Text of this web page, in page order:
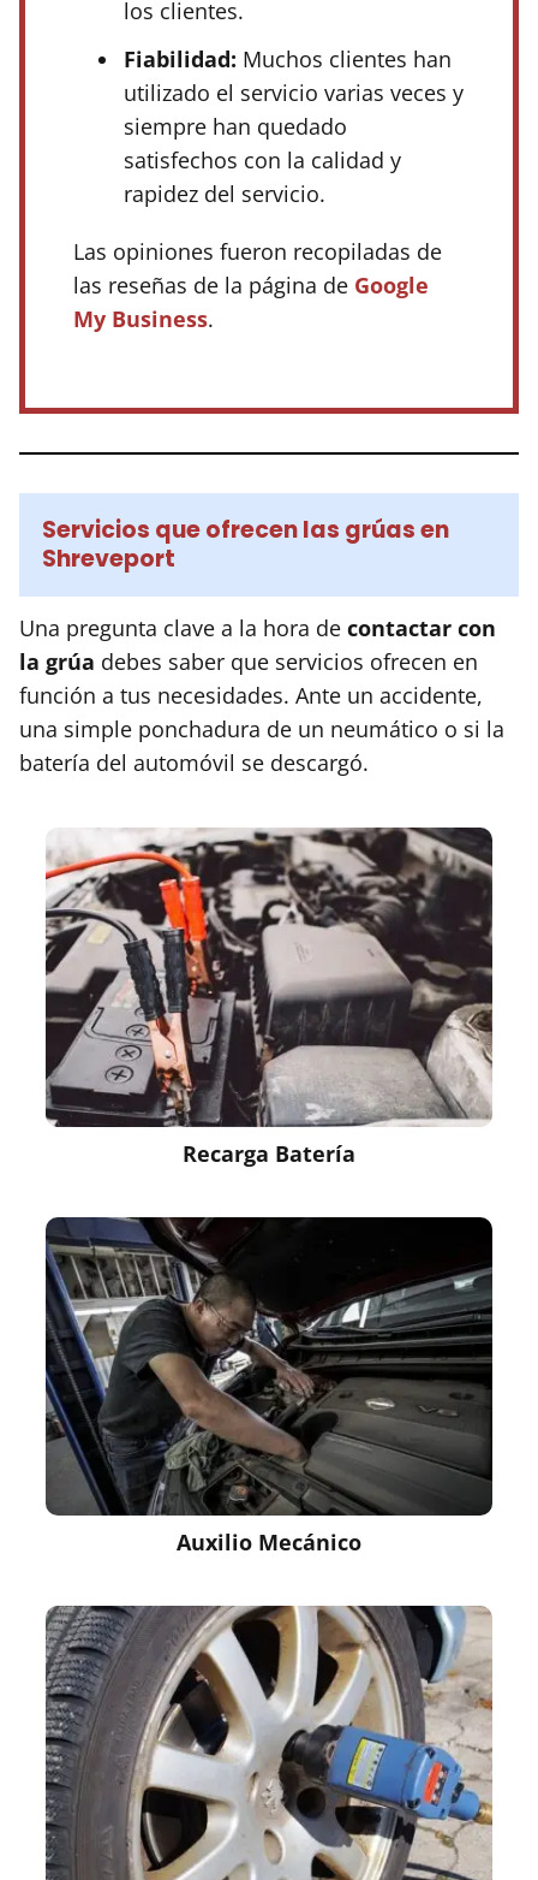
los clientes.
Fiabilidad: Muchos clientes han
utilizado el servicio varias veces y
siempre han quedado
satisfechos con la calidad y
rapidez del servicio.
Las opiniones fueron recopiladas de
las reseñas de la página de Google
My Business.
Servicios que ofrecen las grúas en
Shreveport
Una pregunta clave a la hora de contactar con
la grúa debes saber que servicios ofrecen en
función a tus necesidades. Ante un accidente,
una simple ponchadura de un neumático o si la
batería del automóvil se descargó.
Recarga Batería
Auxilio Mecánico